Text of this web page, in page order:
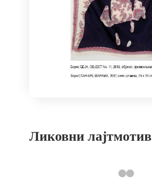
Ликовни лајтмотив